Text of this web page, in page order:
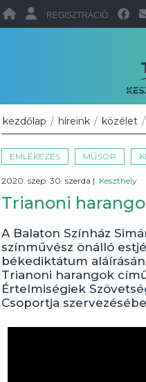
REGISZTRÁCIÓ
kezdőlap / híreink / közélet
EMLÉKEZÉS MŰSOR
2020. szep. 30. szerda | Keszthely
Trianoni
A Balaton Színház
színművész önálló
békediktátum
Trianoni harangok
Értelmiségiek
Csoportja